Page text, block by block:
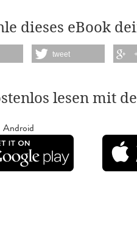
dieses eBook
tweet
lesen mit
Android